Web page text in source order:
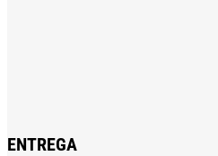
ENTREGA